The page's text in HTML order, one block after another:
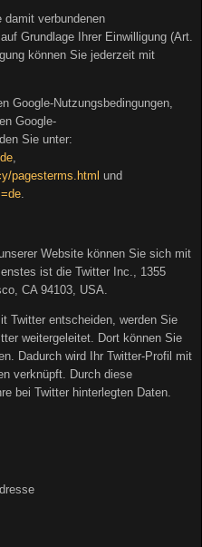
damit verbundenen
Grundlage Ihrer Einwilligung (Art.
können Sie jederzeit mit
Google-Nutzungsbedingungen,
Google-
Sie unter:
,
pagesterms.html und
.
Website können Sie sich mit
ist die Twitter Inc., 1355
CA 94103, USA.
Twitter entscheiden, werden Sie
weitergeleitet. Dort können Sie
Dadurch wird Ihr Twitter-Profil mit
verknüpft. Durch diese
bei Twitter hinterlegten Daten.